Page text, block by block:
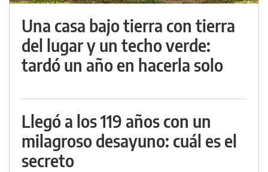
Una casa bajo tierra con tierra
del lugar y un techo verde:
tardó un año en hacerla solo
Llegó a los 119 años con un
milagroso desayuno: cuál es el
secreto